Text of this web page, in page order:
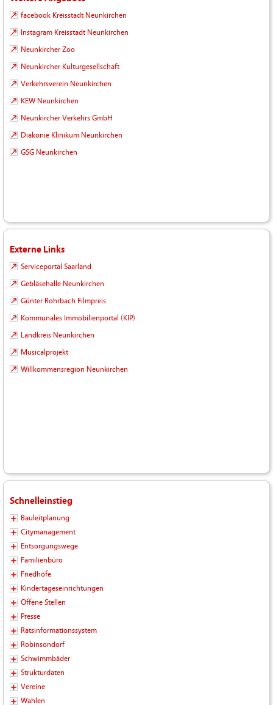
facebook Kreisstadt Neunkirchen
Instagram Kreisstadt Neunkirchen
Neunkircher Zoo
Neunkircher Kulturgesellschaft
Verkehrsverein Neunkirchen
KEW Neunkirchen
Neunkircher Verkehrs GmbH
Diakonie Klinikum Neunkirchen
GSG Neunkirchen
Externe Links
Serviceportal Saarland
Gebläsehalle Neunkirchen
Günter Rohrbach Filmpreis
Kommunales Immobilienportal (KIP)
Landkreis Neunkirchen
Musicalprojekt
Willkommensregion Neunkirchen
Schnelleinstieg
Bauleitplanung
Citymanagement
Entsorgungswege
Familienbüro
Friedhöfe
Kindertageseinrichtungen
Offene Stellen
Presse
Ratsinformationssystem
Robinsondorf
Schwimmbäder
Strukturdaten
Vereine
Wahlen